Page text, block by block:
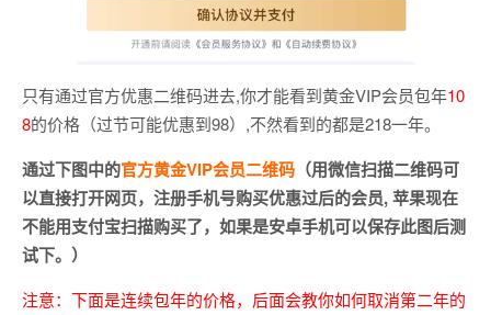
只有通过官方优惠二维码进去,你才能看到黄金VIP会员包年10
8的价格（过节可能优惠到98）,不然看到的都是218一年。
通过下图中的官方黄金VIP会员二维码 （用微信扫描二维码可
以直接打开网页，注册手机号购买优惠过后的会员, 苹果现在
不能用支付宝扫描购买了，如果是安卓手机可以保存此图后测
试下。）
注意：下面是连续包年的价格，后面会教你如何取消第二年的